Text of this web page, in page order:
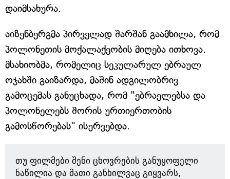
დაიმსახურა.
აიზენბერგმა პირველად შარშან გაამხილა, რომ
პოლონეთის მოქალაქეობის მიღება ითხოვა.
მსახიობმა, რომელიც სეკულარულ ებრაულ
ოჯახში გაიზარდა, მაშინ ადგილობრივ
გამოცემას განუცხადა, რომ "ებრაელებსა და
პოლონელებს შორის ურთიერთობის
გამოსწორებას" ისურვებდა.
თუ ფილმები შენი ცხოვრების განუყოფელი
ნაწილია და მათი განხილვაც გიყვარს,